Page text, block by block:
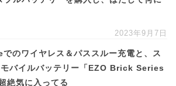
2023年9月7日
のワイヤレス＆パススルー充電と、ス
モバイルバッテリー「EZO Brick Series
絶気に入ってる